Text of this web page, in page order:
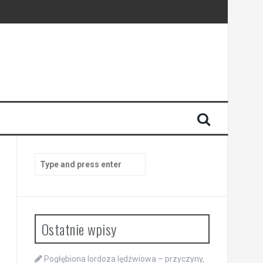
for:
Ostatnie wpisy
Pogłębiona lordoza lędźwiowa – przyczyny,